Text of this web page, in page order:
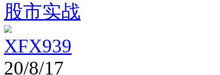
股市实战
XFX939
20/8/17